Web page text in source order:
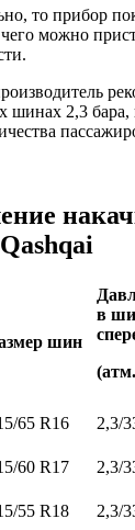
то прибор
можно
шинах 2,3 бара,
шин
в
65 R16 2,3/
60 R17 2,3/
55 R18 2,3/